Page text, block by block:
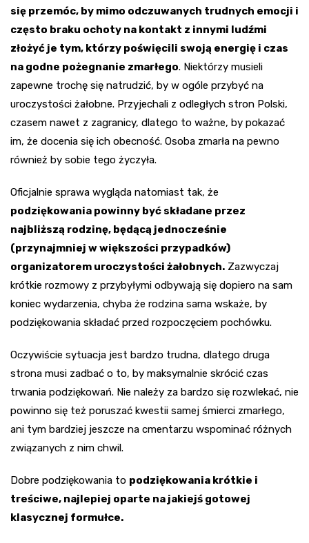
się przemóc, by mimo odczuwanych trudnych emocji i
często braku ochoty na kontakt z innymi ludźmi
złożyć je tym, którzy poświęcili swoją energię i czas
na godne pożegnanie zmarłego. Niektórzy musieli
zapewne trochę się natrudzić, by w ogóle przybyć na
uroczystości żałobne. Przyjechali z odległych stron Polski,
czasem nawet z zagranicy, dlatego to ważne, by pokazać
im, że docenia się ich obecność. Osoba zmarła na pewno
również by sobie tego życzyła.
Oficjalnie sprawa wygląda natomiast tak, że
podziękowania powinny być składane przez
najbliższą rodzinę, będącą jednocześnie
(przynajmniej w większości przypadków)
organizatorem uroczystości żałobnych. Zazwyczaj
krótkie rozmowy z przybyłymi odbywają się dopiero na sam
koniec wydarzenia, chyba że rodzina sama wskaże, by
podziękowania składać przed rozpoczęciem pochówku.
Oczywiście sytuacja jest bardzo trudna, dlatego druga
strona musi zadbać o to, by maksymalnie skrócić czas
trwania podziękowań. Nie należy za bardzo się rozwlekać, nie
powinno się też poruszać kwestii samej śmierci zmarłego,
ani tym bardziej jeszcze na cmentarzu wspominać różnych
związanych z nim chwil.
Dobre podziękowania to podziękowania krótkie i
treściwe, najlepiej oparte na jakiejś gotowej
klasycznej formułce.